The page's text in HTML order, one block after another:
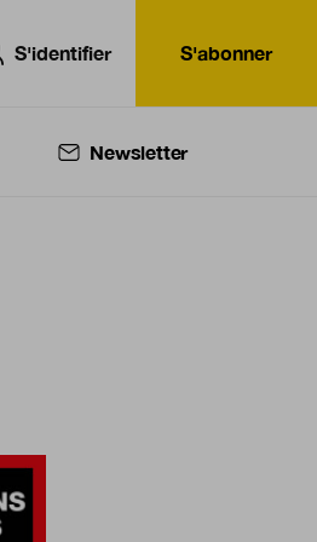
S'identifier S'abonner
Newsletter